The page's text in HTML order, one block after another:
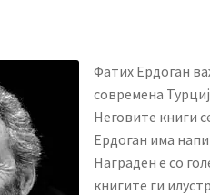
Фатих Ердоган
современа
Неговите книги
Ердоган има
Награден е со
книгите ги